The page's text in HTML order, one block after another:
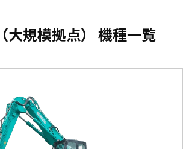
大規模拠点） 機種一覧